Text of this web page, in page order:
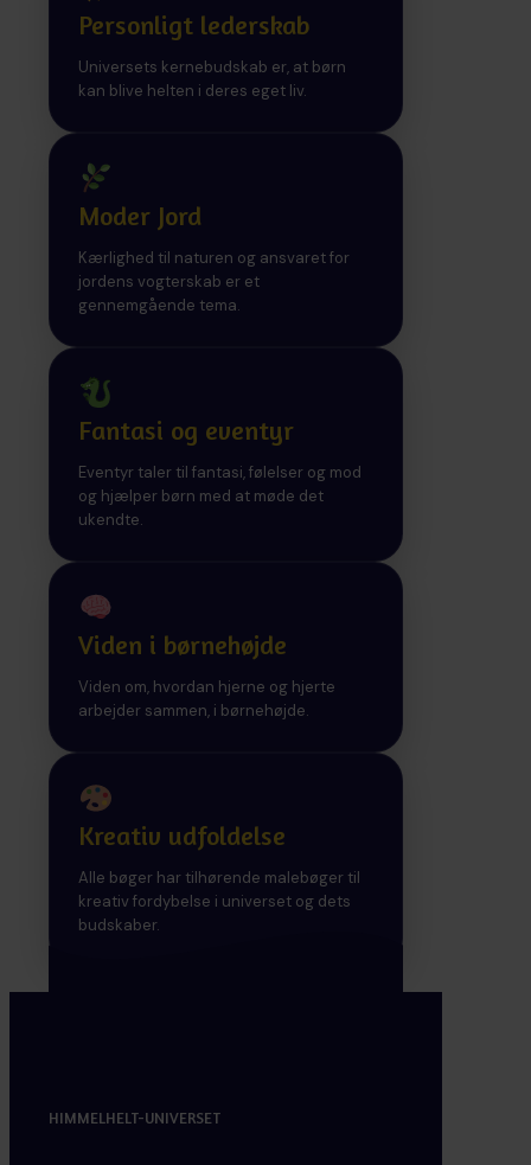
Personligt lederskab
Universets kernebudskab er, at børn
kan blive helten i deres eget liv.
Moder Jord
Kærlighed til naturen og ansvaret for
jordens vogterskab er et
gennemgående tema.
Fantasi og eventyr
Eventyr taler til fantasi, følelser og mod
og hjælper børn med at møde det
ukendte.
Viden i børnehøjde
Viden om, hvordan hjerne og hjerte
arbejder sammen, i børnehøjde.
Kreativ udfoldelse
Alle bøger har tilhørende malebøger til
kreativ fordybelse i universet og dets
budskaber.
HIMMELHELT-UNIVERSET